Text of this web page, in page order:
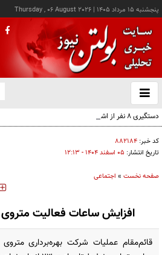
پنجشنبه ۱۵ مرداد ۱۴۰۵ |
Thursday , 06 August 2026
باز
و
دستگیری ۸ نفر از اشرار مسلح شاخص و مرتبطین گروهک‌های تروریستی
کد خبر: ۸۸۲۱۸۴
تاریخ انتشار: ۰۵ اسفند ۱۴۰۴ - ۱۲:۱۳
صفحه نخست » اجتماعی
افزایش ساعات فعالیت متروی
قائم‌مقام عملیات شرکت بهره‌برداری متروی